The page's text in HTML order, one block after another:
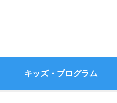
キッズ・プログラム